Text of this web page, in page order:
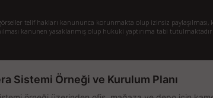
telif hakları kanununca korunmakta olup izinsiz paylaşılması,
kanunen yasaklanmış olup hukuki yaptırıma tabi tutulmaktadır.
Sistemi Örneği ve Kurulum Planı